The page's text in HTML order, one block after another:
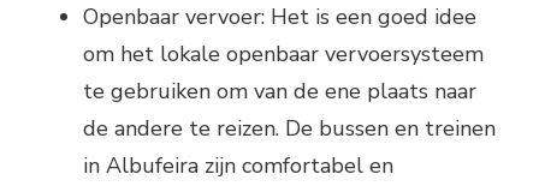
Openbaar vervoer: Het is een goed idee
om het lokale openbaar vervoersysteem
te gebruiken om van de ene plaats naar
de andere te reizen. De bussen en treinen
in Albufeira zijn comfortabel en